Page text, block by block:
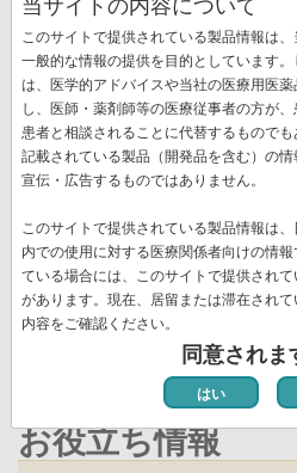
2026年3月27日 お知らせ
「健康経営優良法人 2026（大
2026年1月27日 プレスリリース
役員異動のお知らせ
ペ
ー
ジカ
レ
ン
ト
ペ
ー
ジ
1
ペ
ー
ジ
2
ペ
ー
ジ
3
ペ
ー
ジ
4
ペ
ー
ジ
5
ペ
ジ
6
終
ペ
ー
ジ
新着情報一覧
お役立ち情報
当サイトの内容について
このサイトで提供されている製品情報は
一般的な情報の提供を目的としています
は、医学的アドバイスや当社の医療用医
し、医師・薬剤師等の医療従事者の方が
患者と相談されることに代替するもので
記載されている製品（開発品を含む）の
宣伝・広告するものではありません。
このサイトで提供されている製品情報は
内での使用に対する医療関係者向けの情
ている場合には、このサイトで提供され
があります。現在、居留または滞在され
内容をご確認ください。
同意されま
はい